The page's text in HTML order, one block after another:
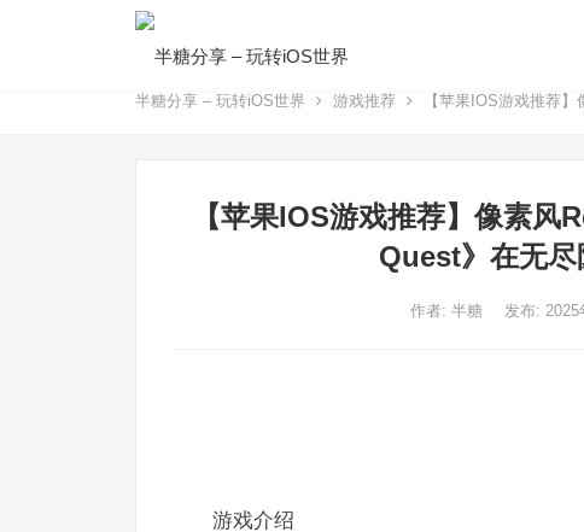
半糖分享 – 玩转iOS世界 游戏推荐 【苹果IOS游戏推荐
【苹果IOS游戏推荐】像素
Quest》在无尽
作者: 半糖 发布: 2025
游戏介绍